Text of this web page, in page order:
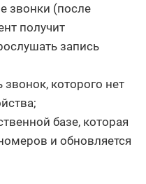
звонки (после
получит
запись
которого нет
базе, которая
и обновляется